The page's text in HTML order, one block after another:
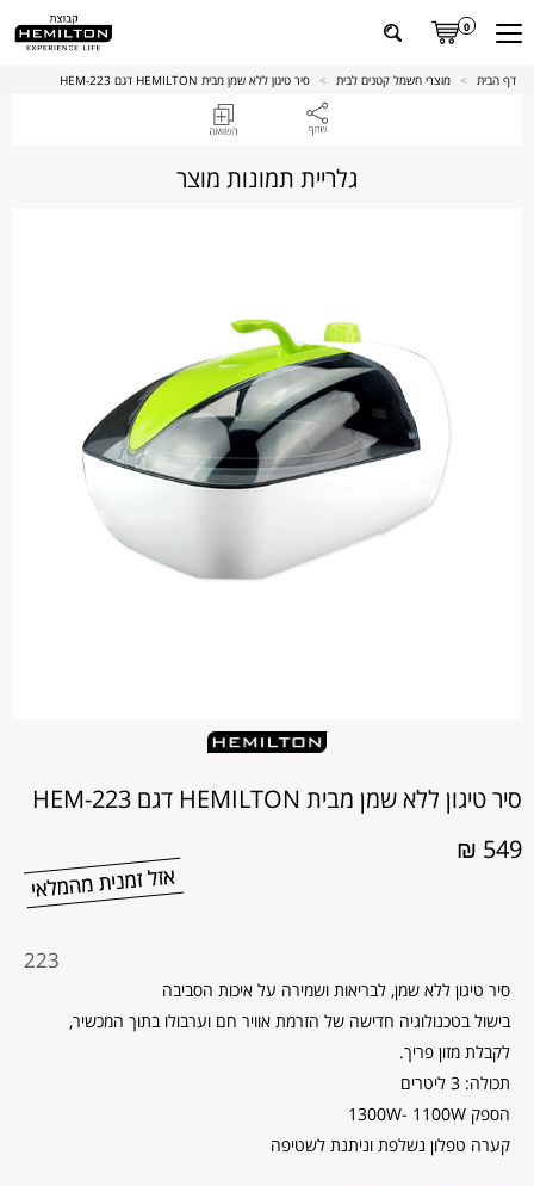
0
דף הבית > מוצרי חשמל קטנים לבית > סיר טיגון ללא שמן מבית HEMILTON דגם HEM-223
סיר טיגון ללא שמן מבית HEMILTON דגם HEM-223
549 ₪
223
מוצר
סיר טיגון ללא שמן, לבריאות ושמירה על איכות הסביבה
בישול בטכנולוגיה חדישה של הזרמת אוויר חם וערבולו בתוך המכשיר,
לקבלת מזון פריך.
תכולה: 3 ליטרים
הספק 1300W- 1100W
קערה טפלון נשלפת וניתנת לשטיפה
גלריית תמונות מוצר